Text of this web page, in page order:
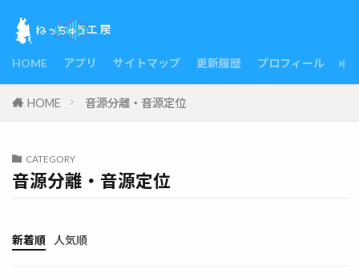
HOME アプリ サイトマップ 更新履歴 プロフィール
HOME 音源分離・音源定位
CATEGORY
音源分離・音源定位
新着順 人気順